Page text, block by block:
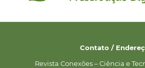
Contato /
Revista Conexões – Ciência e